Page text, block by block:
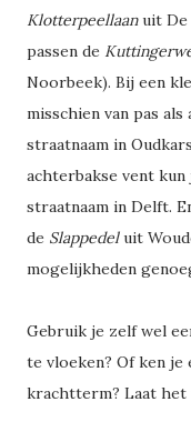
Klotterpeellaanuit De
passen de
Noorbeek). Bij een
misschien van pas
straatnaam in
achterbakse vent kun
straatnaam in Delft.
de Slappedeluit
mogelijkheden
Gebruik je zelf wel
te vloeken? Of ken je
krachtterm? Laat het